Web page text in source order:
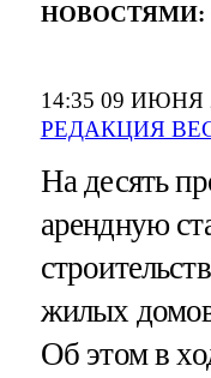
14:35 09 ИЮНЯ
РЕДАКЦИЯ
НОВОСТЯМИ:
На десять
арендную
жилых
Об этом в